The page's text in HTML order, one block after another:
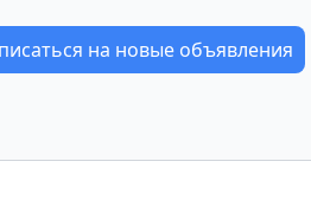
на новые объявления